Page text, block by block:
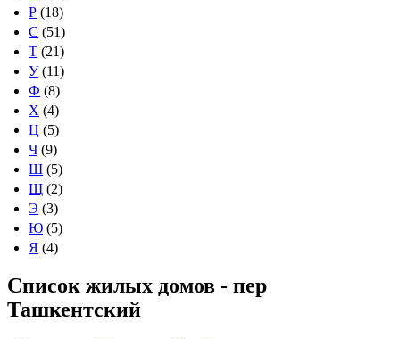
Р (18)
С (51)
Т (21)
У(11)
Ф (8)
Х (4)
Ц (5)
Ч (9)
Ш (5)
Щ (2)
Э (3)
Ю (5)
Я (4)
Список жилых домов - пер
Ташкентский